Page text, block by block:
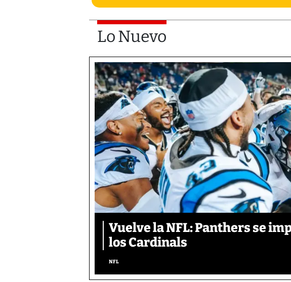
Lo Nuevo
Vuelve la NFL: Panthers se
los Cardinals
NFL